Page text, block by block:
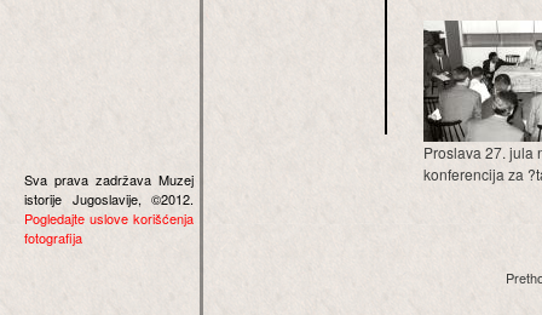
Sva prava zadržava Muzej
istorije Jugoslavije, ©2012.
Pogledajte uslove korišćenja
fotografija
Proslava 27. jula
konferencija za